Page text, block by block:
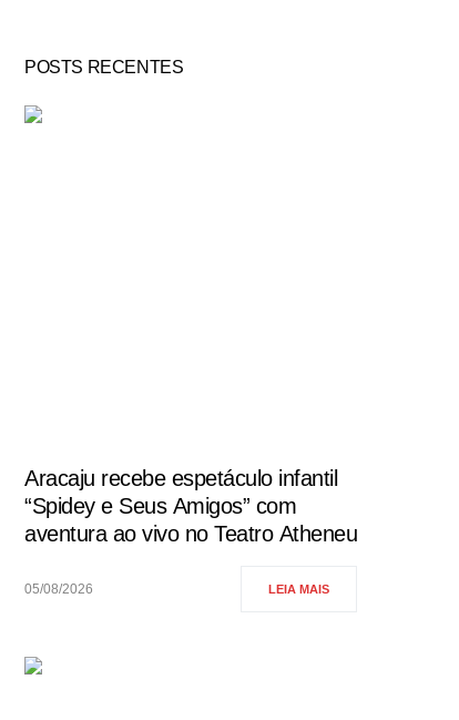
POSTS RECENTES
Aracaju recebe espetáculo infantil
“Spidey e Seus Amigos” com
aventura ao vivo no Teatro Atheneu
05/08/2026 LEIA MAIS